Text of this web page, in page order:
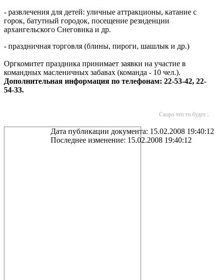
- развлечения для детей: уличные аттракционы, катание с
горок, батутный городок, посещение резиденции
архангельского Снеговика и др.
- праздничная торговля (блины, пироги, шашлык и др.)
Оргкомитет праздника принимает заявки на участие в
командных масленичных забавах (команда - 10 чел.).
Дополнительная информация по телефонам: 22-53-42, 22-
54-33.
Скоро что то будет...
Дата публикации документа: 15.02.2008 19:40:12
Последнее изменение: 15.02.2008 19:40:12